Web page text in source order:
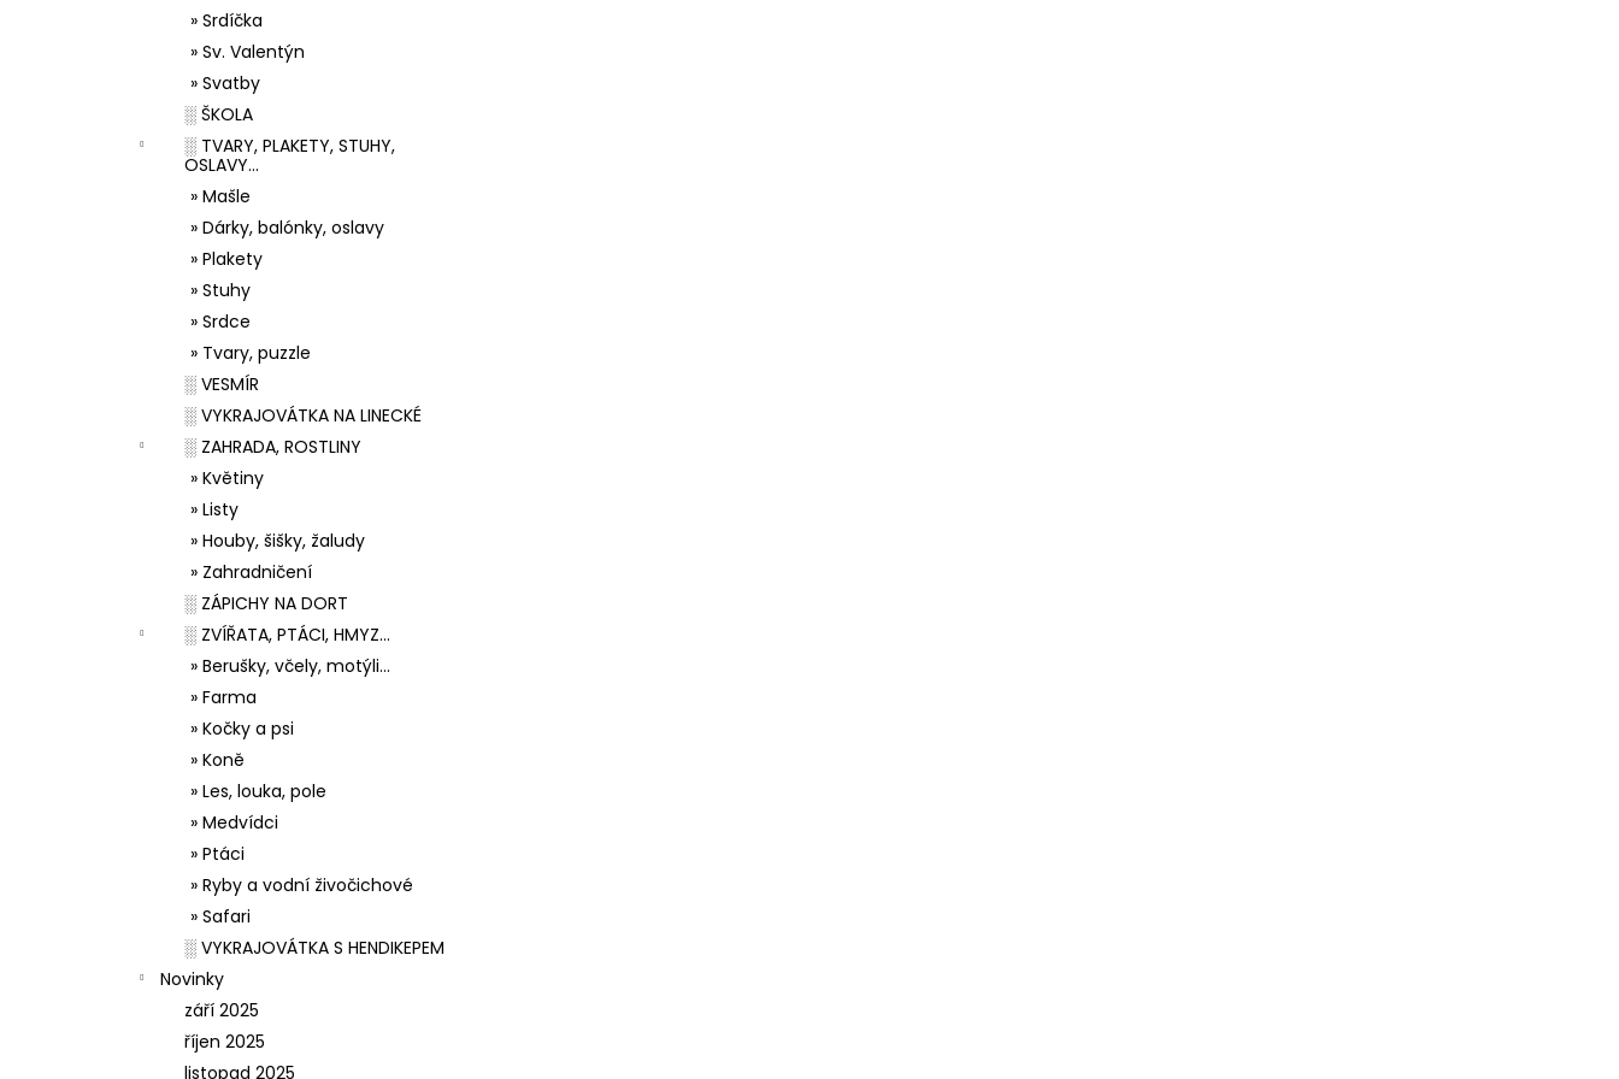
» Srdíčka
» Sv. Valentýn
» Svatby
░ ŠKOLA
░ TVARY, PLAKETY, STUHY,
OSLAVY...
» Mašle
» Dárky, balónky, oslavy
» Plakety
» Stuhy
» Srdce
» Tvary, puzzle
░ VESMÍR
░ VYKRAJOVÁTKA NA LINECKÉ
░ ZAHRADA, ROSTLINY
» Květiny
» Listy
» Houby, šišky, žaludy
» Zahradničení
░ ZÁPICHY NA DORT
░ ZVÍŘATA, PTÁCI, HMYZ...
» Berušky, včely, motýli...
» Farma
» Kočky a psi
» Koně
» Les, louka, pole
» Medvídci
» Ptáci
» Ryby a vodní živočichové
» Safari
░ VYKRAJOVÁTKA S HENDIKEPEM
Novinky
září 2025
říjen 2025
listopad 2025